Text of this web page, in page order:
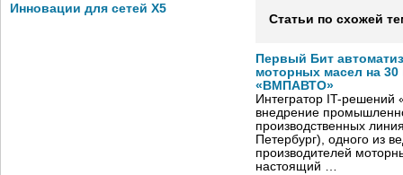
Инновации для сетей X5
Статьи по схожей
Первый Бит
моторных масел на
«ВМПАВТО»
Интегратор IT-
внедрение
производственных
Петербург), одного из
производителей
настоящий …